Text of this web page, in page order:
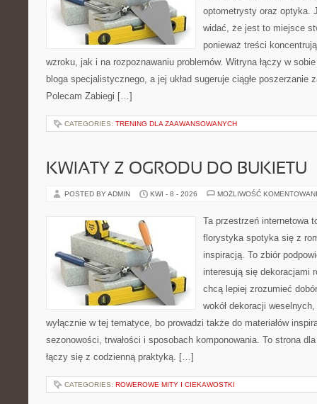
optometrysty oraz optyka.
widać, że jest to miejsce
ponieważ treści
wzroku, jak i na rozpoznawaniu problemów. Witryna łączy w
bloga specjalistycznego, a jej układ sugeruje ciągłe poszerzanie
Polecam Zabiegi […]
CATEGORIES: TRENING DLA ZAAWANSOWANYCH
KWIATY Z OGRODU DO BUKIETU
POSTED BY ADMIN KWI - 8 - 2026 MOŻLIWOŚĆ
Ta przestrzeń internetowa
florystyka spotyka się z
inspiracją. To zbiór
interesują się dekoracjami
chcą lepiej zrozumieć
wokół dekoracji
wyłącznie w tej tematyce, bo prowadzi także do materiałów
sezonowości, trwałości i sposobach komponowania. To strona
łączy się z codzienną praktyką. […]
CATEGORIES: ROWEROWE MITY I CIEKAWOSTKI